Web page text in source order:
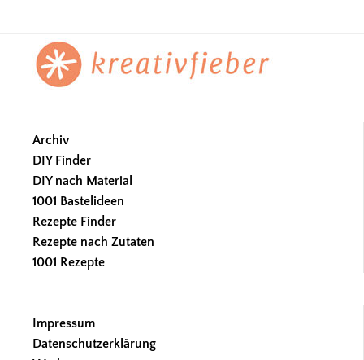
Footer
Archiv
DIY Finder
DIY nach Material
1001 Bastelideen
Rezepte Finder
Rezepte nach Zutaten
1001 Rezepte
Impressum
Datenschutzerklärung